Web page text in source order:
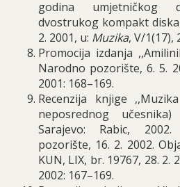
godina umjetničkog
dvostrukog kompakt diska
2. 2001, u: Muzika, V/1(17),
Promocija izdanja
Narodno pozorište, 6. 5.
2001: 168–169.
Recenzija knjige
neposrednog
Sarajevo: Rabic,
pozorište, 16. 2. 2002.
KUN, LIX, br. 19767, 28. 2.
2002: 167–169.